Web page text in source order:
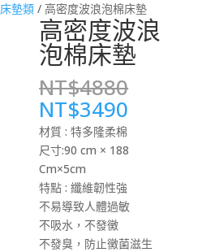
床墊類/ 高密度波浪泡棉床墊
高密度波浪
泡棉床墊
NT$4880
原
始
價
格：
NT$4880。
NT$3490
價
材質 : 特多隆柔棉
尺寸:90 cm × 188
Cm×5cm
特點 : 纖維韌性強
不易導致人體過敏
不吸水，不發黴
不發臭，防止黴菌滋生